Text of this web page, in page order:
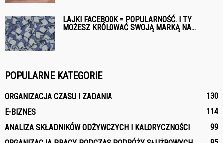
LAJKI FACEBOOK = POPULARNOŚĆ. I TY
MOŻESZ KRÓLOWAĆ SWOJĄ MARKĄ NA...
POPULARNE KATEGORIE
ORGANIZACJA CZASU I ZADANIA
130
E-BIZNES
114
ANALIZA SKŁADNIKÓW ODŻYWCZYCH I KALORYCZNOŚCI
99